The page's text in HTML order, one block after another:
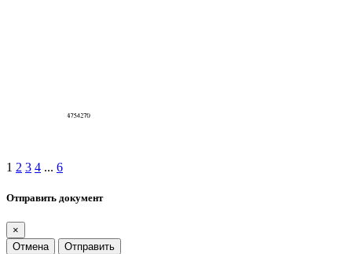
1 2 3 4 ... 6
Отправить документ
×
Отмена
Отправить